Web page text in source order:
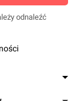
odnaleźć